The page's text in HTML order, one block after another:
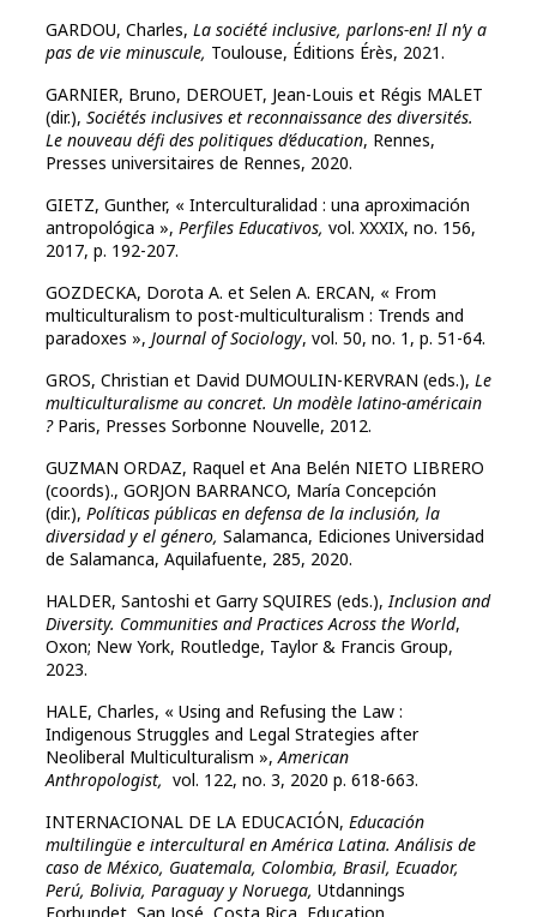
GARDOU, Charles, La société inclusive, parlons-en! Il n’y a
pas de vie minuscule, Toulouse, Éditions Érès, 2021.
GARNIER, Bruno, DEROUET, Jean-Louis et Régis MALET
(dir.), Sociétés inclusives et reconnaissance des diversités.
Le nouveau défi des politiques d’éducation, Rennes,
Presses universitaires de Rennes, 2020.
GIETZ, Gunther, « Interculturalidad : una aproximación
antropológica », Perfiles Educativos, vol. XXXIX, no. 156,
2017, p. 192-207.
GOZDECKA, Dorota A. et Selen A. ERCAN, « From
multiculturalism to post-multiculturalism : Trends and
paradoxes », Journal of Sociology, vol. 50, no. 1, p. 51-64.
GROS, Christian et David DUMOULIN-KERVRAN (eds.), Le
multiculturalisme au concret. Un modèle latino-américain
? Paris, Presses Sorbonne Nouvelle, 2012.
GUZMAN ORDAZ, Raquel et Ana Belén NIETO LIBRERO
(coords)., GORJON BARRANCO, María Concepción
(dir.), Políticas públicas en defensa de la inclusión, la
diversidad y el género, Salamanca, Ediciones Universidad
de Salamanca, Aquilafuente, 285, 2020.
HALDER, Santoshi et Garry SQUIRES (eds.),Inclusion and
Diversity. Communities and Practices Across the World,
Oxon; New York, Routledge, Taylor & Francis Group,
2023.
HALE, Charles, « Using and Refusing the Law :
Indigenous Struggles and Legal Strategies after
Neoliberal Multiculturalism »,American
Anthropologist, vol. 122, no. 3, 2020 p. 618-663.
INTERNACIONAL DE LA EDUCACIÓN, Educación
multilingüe e intercultural en América Latina. Análisis de
caso de México, Guatemala, Colombia, Brasil, Ecuador,
Perú, Bolivia, Paraguay y Noruega, Utdannings